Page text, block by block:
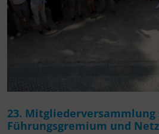
23.
Führungsgremium und